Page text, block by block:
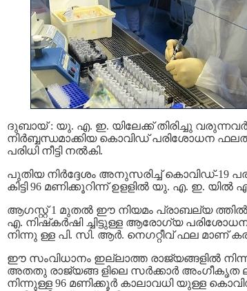
ദുബായ് : യു. എ. ഇ. യിലേക്ക് തിരിച്ചു
നിര്‍ബ്ബന്ധമാക്കിയ കൊവിഡ് പരിശോധന
പരിധി നീട്ടി നല്‍കി.
പുതിയ നിര്‍ദ്ദേശം അനുസരിച്ച് കൊവിഡ്-19
കിട്ടി 96 മണിക്കൂറിന്ന് ഉളളില്‍ യു. എ. ഇ. യില്‍
ആഗസ്റ്റ് 1 മുതല്‍ ഈ നിയമം പ്രാബല്യ
എ. നിഷ്‌കര്‍ഷി ച്ചിട്ടുള്ള ആരോഗ്യ
നിന്നു ള്ള പി. സി. ആര്‍. നെഗറ്റീവ് ഫല മാണ്
ഈ സംവിധാനം ഇല്ലാത്ത രാജ്യങ്ങളില്‍
അതതു രാജ്യങ്ങ ളിലെ സര്‍ക്കാര്‍ അംഗീകൃത
നിന്നുള്ള 96 മണിക്കൂര്‍ കാലാവധി യുള്ള